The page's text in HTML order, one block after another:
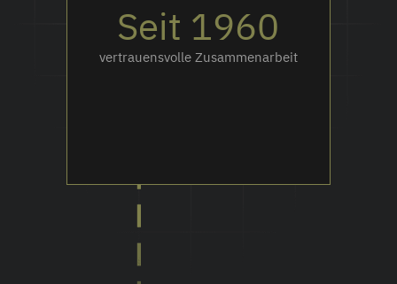
Seit 1960
vertrauensvolle Zusammenarbeit